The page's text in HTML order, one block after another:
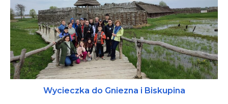
Wycieczka do Gniezna i Biskupina